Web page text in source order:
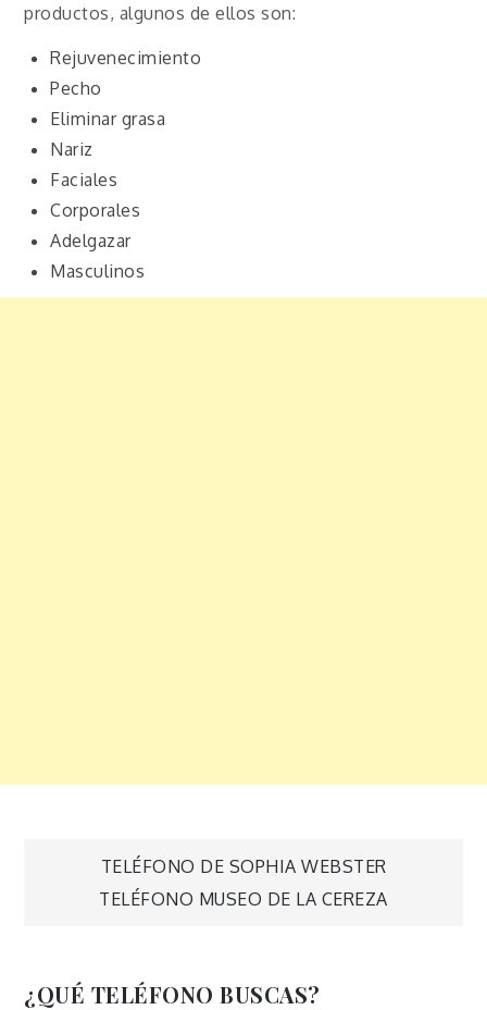
productos, algunos de ellos son:
Rejuvenecimiento
Pecho
Eliminar grasa
Nariz
Faciales
Corporales
Adelgazar
Masculinos
Navegación
entradas
TELÉFONO DE SOPHIA WEBSTER
TELÉFONO MUSEO DE LA CEREZA
¿QUÉ TELÉFONO BUSCAS?